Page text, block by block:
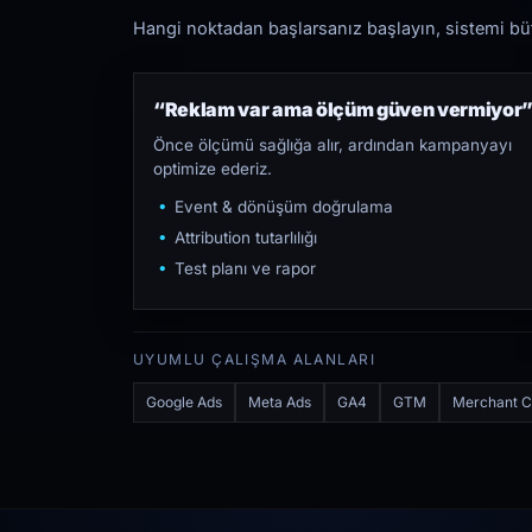
Hangi noktadan başlarsanız başlayın, sistemi
“Reklam var ama ölçüm güven
Önce ölçümü sağlığa alır, ardından kampanyayı
optimize ederiz.
Event & dönüşüm doğrulama
Attribution tutarlılığı
Test planı ve rapor
UYUMLU ÇALIŞMA ALANLARI
Google Ads Meta Ads GA4 GTM Merchant